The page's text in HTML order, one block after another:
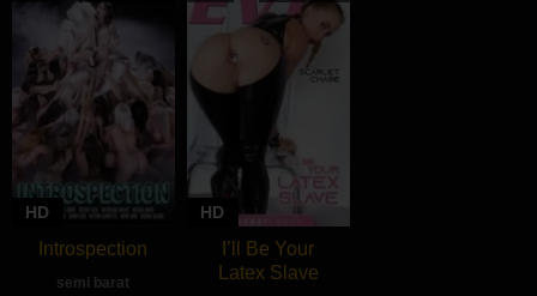
HD
Introspection
semi barat
HD
I’ll Be Your
Latex Slave